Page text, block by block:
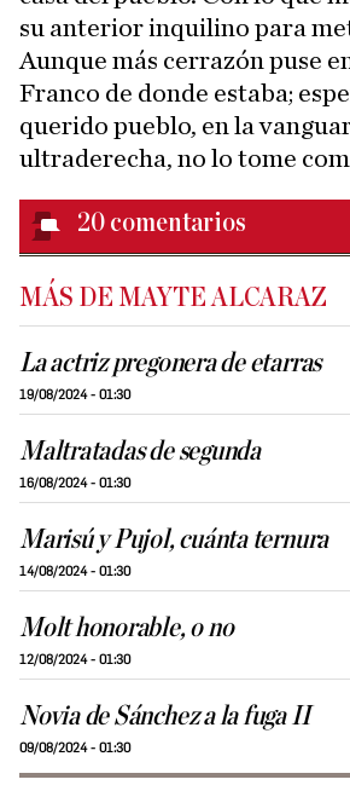
su anterior inquilino para
Aunque más cerrazón puse
Franco de donde estaba;
querido pueblo, en la
ultraderecha, no lo tome
20 comentarios
MÁS DE MAYTE ALCARAZ
La actriz pregonera de etarras
19/08/2024 - 01:30
Maltratadas de segunda
16/08/2024 - 01:30
Marisú y Pujol, cuánta ternura
14/08/2024 - 01:30
Molt honorable, o no
12/08/2024 - 01:30
Novia de Sánchez a la fuga II
09/08/2024 - 01:30